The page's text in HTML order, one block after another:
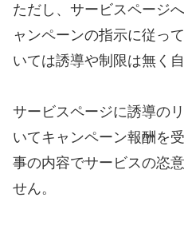
ただし、 サービスページ
ャンペーンの指示に従っ
いては誘導や制限は無く
サービスページに誘導の
いてキャンペーン報酬を
事の内容でサービスの恣
せん。